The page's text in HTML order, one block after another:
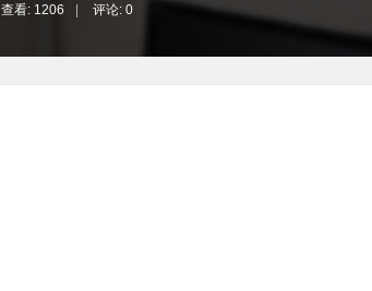
查看: 1206 评论: 0